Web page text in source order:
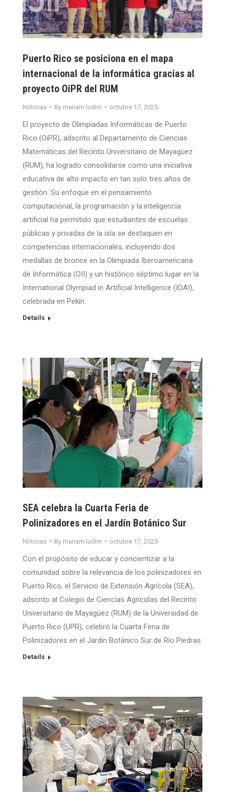
Puerto Rico se posiciona en el mapa
internacional de la informática gracias al
proyecto OiPR del RUM
Noticias By mariam.ludim octubre 17, 2025
El proyecto de Olimpiadas Informáticas de Puerto
Rico (OiPR), adscrito al Departamento de Ciencias
Matemáticas del Recinto Universitario de Mayagüez
(RUM), ha logrado consolidarse como una iniciativa
educativa de alto impacto en tan solo tres años de
gestión. Su enfoque en el pensamiento
computacional, la programación y la inteligencia
artificial ha permitido que estudiantes de escuelas
públicas y privadas de la isla se destaquen en
competencias internacionales, incluyendo dos
medallas de bronce en la Olimpiada Iberoamericana
de Informática (OII) y un histórico séptimo lugar en la
International Olympiad in Artificial Intelligence (IOAI),
celebrada en Pekín.
Details
SEA celebra la Cuarta Feria de
Polinizadores en el Jardín Botánico Sur
Noticias By mariam.ludim octubre 17, 2025
Con el propósito de educar y concientizar a la
comunidad sobre la relevancia de los polinizadores en
Puerto Rico, el Servicio de Extensión Agrícola (SEA),
adscrito al Colegio de Ciencias Agrícolas del Recinto
Universitario de Mayagüez (RUM) de la Universidad de
Puerto Rico (UPR), celebró la Cuarta Feria de
Polinizadores en el Jardín Botánico Sur de Río Piedras.
Details